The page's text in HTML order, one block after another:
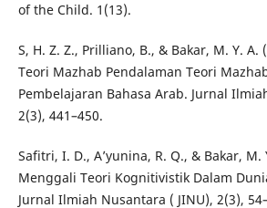
of the Child. 1(13).
S, H. Z. Z., Prilliano, B., & Bakar, M. Y. A.
Teori Mazhab Pendalaman Teori
Pembelajaran Bahasa Arab. Jurnal
2(3), 441–450.
Safitri, I. D., A’yunina, R. Q., & Bakar, M.
Menggali Teori Kognitivistik Dalam
Jurnal Ilmiah Nusantara ( JINU), 2(3),